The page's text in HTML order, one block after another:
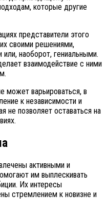
которые другие
представители этого
своими решениями,
наоборот, гениальными.
взаимодействие с ними
может варьироваться, в
к независимости и
не позволяет оставаться на
активными и
им выплескивать
Их интересы
стремлением к новизне и